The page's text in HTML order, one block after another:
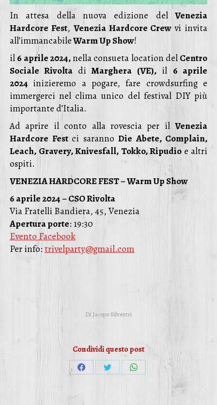
In attesa della nuova edizione delVenezia
Hardcore Fest, Venezia Hardcore Crewvi invita
all’immancabileWarm Up Show!
il6 aprile 2024,nella consueta location delCentro
Sociale Rivolta di Marghera (VE),il 6 aprile
2024 inizieremo a pogare, fare crowdsurfing e
immergerci nel clima unico del festival DIY più
importante d’Italia.
Ad aprire il conto alla rovescia per il Venezia
Hardcore Fest ci saranno Die Abete, Complain,
Leach, Gravery, Knivesfall, Tokko, Ripudio e altri
ospiti.
VENEZIA HARDCORE FEST – Warm Up Show
6 aprile 2024 – CSO Rivolta
Via Fratelli Bandiera, 45, Venezia
Apertura porte: 19:30
Evento Facebook
Per info:trivelparty@gmail.com
Di Jacopo Silvestri
Condividi questo post
CondividiCondividiCondividi